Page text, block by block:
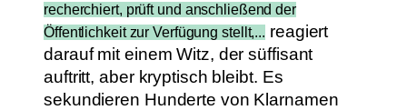
recherchiert, prüft und anschließend der
Öffentlichkeit zur Verfügung stellt,... reagiert
darauf mit einem Witz, der süffisant
auftritt, aber kryptisch bleibt. Es
sekundieren Hunderte von Klarnamen